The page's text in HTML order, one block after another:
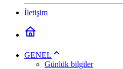
İletişim
GENEL
Günlük bilgiler